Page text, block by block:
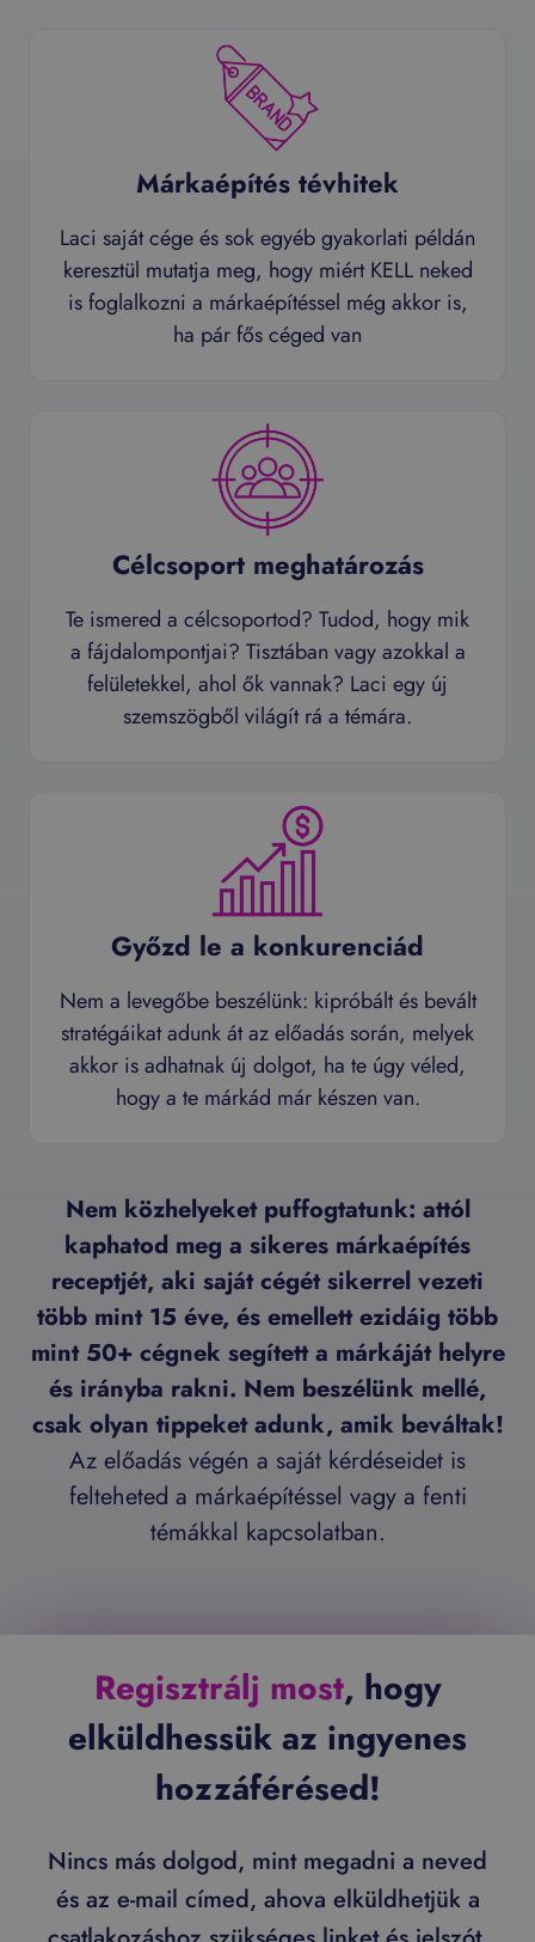
Márkaépítés tévhitek
Laci saját cége és sok egyéb gyakorlati példán
keresztül mutatja meg, hogy miért KELL neked
is foglalkozni a márkaépítéssel még akkor is,
ha pár fős céged van
Célcsoport meghatározás
Te ismered a célcsoportod? Tudod, hogy mik
a fájdalompontjai? Tisztában vagy azokkal a
felületekkel, ahol ők vannak? Laci egy új
szemszögből világít rá a témára.
Győzd le a konkurenciád
Nem a levegőbe beszélünk: kipróbált és bevált
stratégáikat adunk át az előadás során, melyek
akkor is adhatnak új dolgot, ha te úgy véled,
hogy a te márkád már készen van.
Nem közhelyeket puffogtatunk: attól
kaphatod meg a sikeres márkaépítés
receptjét, aki saját cégét sikerrel vezeti
több mint 15 éve, és emellett ezidáig több
mint 50+ cégnek segített a márkáját helyre
és irányba rakni. Nem beszélünk mellé,
csak olyan tippeket adunk, amik beváltak!
Az előadás végén a saját kérdéseidet is
felteheted a márkaépítéssel vagy a fenti
témákkal kapcsolatban.
Regisztrálj most, hogy
elküldhessük az ingyenes
hozzáférésed!
Nincs más dolgod, mint megadni a neved
és az e-mail címed, ahova elküldhetjük a